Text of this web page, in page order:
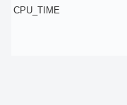
CPU_TIME